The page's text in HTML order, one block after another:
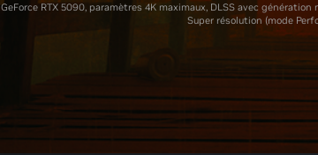
GeForce RTX 5090, paramètres 4K maximaux, DLSS avec
Super résolution (mode